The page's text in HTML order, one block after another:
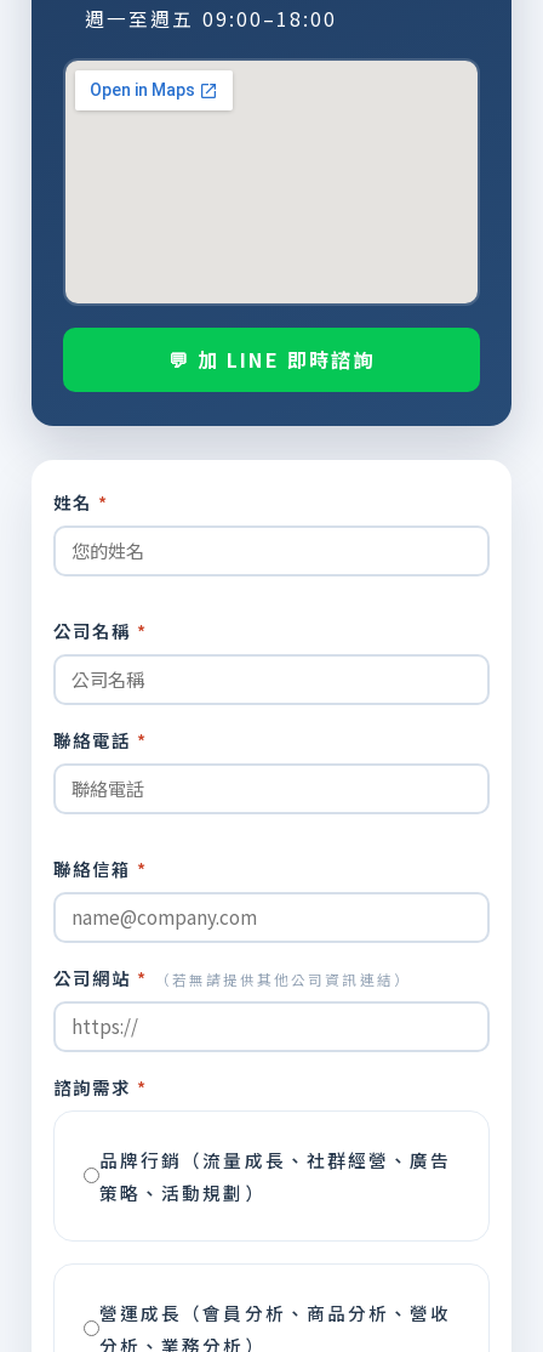
週一至週五 09:00–18:00
💬 加 LINE 即時諮詢
姓名 *
公司名稱 *
聯絡電話 *
聯絡信箱 *
公司網站 * （若無請提供其他公司資訊連結）
諮詢需求 *
品牌行銷（流量成長、社群經營、廣告
策略、活動規劃）
營運成長（會員分析、商品分析、營收
分析、業務分析）